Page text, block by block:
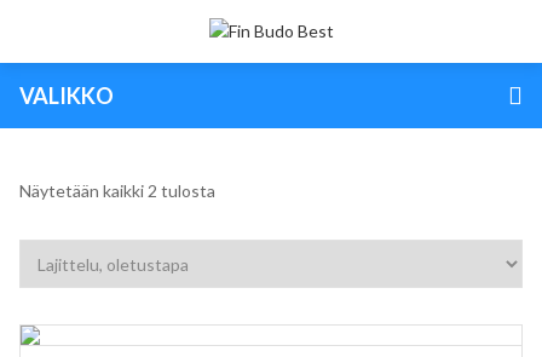
VALIKKO
Näytetään kaikki 2 tulosta